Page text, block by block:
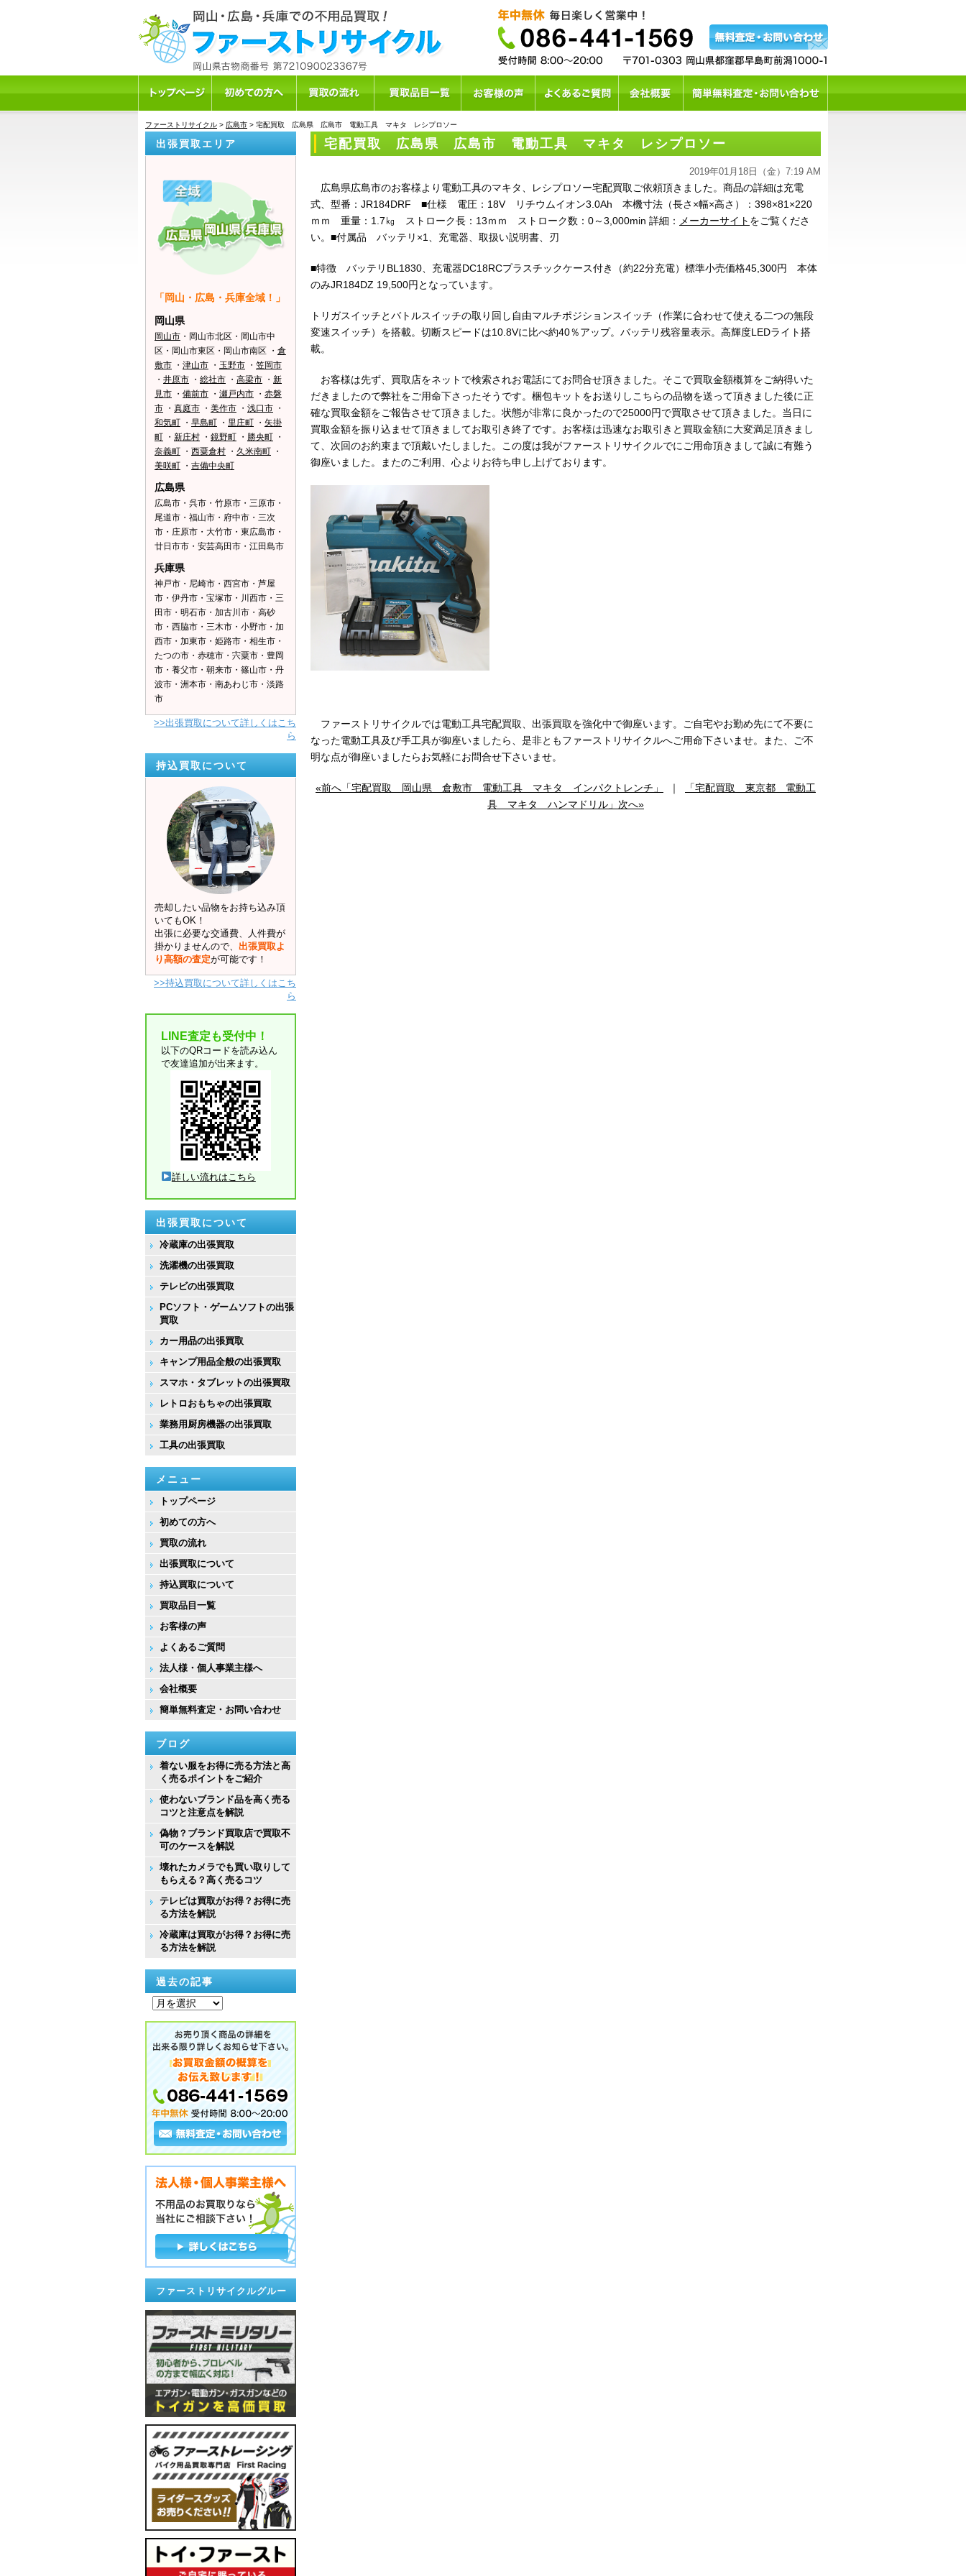
ファーストリサイクル > 広島市 > 宅配買取 広島県 広島市 電動工具 マキタ レシプロソー
宅配買取 広島県 広島市 電動工具 マキタ レシプロソー
2019年01月18日（金）7:19 AM
広島県広島市のお客様より電動工具のマキタ、レシプロソー宅配買取ご依頼頂きました。商品の詳細は充電
式、型番：JR184DRF ■仕様 電圧：18V リチウムイオン3.0Ah 本機寸法（長さ×幅×高さ）：398×81×220
ｍｍ 重量：1.7㎏ ストローク長：13ｍｍ ストローク数：0～3,000min 詳細：
メーカーサイト をご覧くださ
い。■付属品 バッテリ×1、充電器、取扱い説明書、刃
■特徴 バッテリBL1830、充電器DC18RCプラスチックケース付き（約22分充電）標準小売価格45,300円 本体
のみJR184DZ 19,500円となっています。
トリガスイッチとバトルスイッチの取り回し自由マルチポジションスイッチ（作業に合わせて使える二つの無段
変速スイッチ）を搭載。切断スピードは10.8Vに比べ約40％アップ。バッテリ残容量表示。高輝度LEDライト搭
載。
お客様は先ず、買取店をネットで検索されお電話にてお問合せ頂きました。そこで買取金額概算をご納得いた
だきましたので弊社をご用命下さったそうです。梱包キットをお送りしこちらの品物を送って頂きました後に正
確な買取金額をご報告させて頂きました。状態が非常に良かったので25000円で買取させて頂きました。当日に
買取金額を振り込ませて頂きましてお取引き終了です。お客様は迅速なお取引きと買取金額に大変満足頂きまし
て、次回のお約束まで頂戴いたしました。この度は我がファーストリサイクルでにご用命頂きまして誠に有難う
御座いました。またのご利用、心よりお待ち申し上げております。
ファーストリサイクルでは電動工具宅配買取、出張買取を強化中で御座います。ご自宅やお勤め先にて不要に
なった電動工具及び手工具が御座いましたら、是非ともファーストリサイクルへご用命下さいませ。また、ご不
明な点が御座いましたらお気軽にお問合せ下さいませ。
«前へ「宅配買取 岡山県 倉敷市 電動工具 マキタ インパクトレンチ」 ｜
「宅配買取 東京都 電動工
具 マキタ ハンマドリル」次へ»
出張買取エリア
「岡山・広島・兵庫全域！」
岡山県
岡山市 ・岡山市北区・岡山市中
区・岡山市東区・岡山市南区 ・ 倉
敷市 ・ 津山市 ・ 玉野市 ・ 笠岡市
・ 井原市 ・ 総社市 ・ 高梁市 ・ 新
見市 ・ 備前市 ・ 瀬戸内市 ・ 赤磐
市 ・ 真庭市 ・ 美作市 ・ 浅口市 ・
和気町 ・ 早島町 ・ 里庄町 ・ 矢掛
町 ・ 新庄村 ・ 鏡野町 ・ 勝央町 ・
奈義町 ・ 西粟倉村 ・ 久米南町 ・
美咲町 ・ 吉備中央町
広島県
広島市・呉市・竹原市・三原市・
尾道市・福山市・府中市・三次
市・庄原市・大竹市・東広島市・
廿日市市・安芸高田市・江田島市
兵庫県
神戸市・尼崎市・西宮市・芦屋
市・伊丹市・宝塚市・川西市・三
田市・明石市・加古川市・高砂
市・西脇市・三木市・小野市・加
西市・加東市・姫路市・相生市・
たつの市・赤穂市・宍粟市・豊岡
市・養父市・朝来市・篠山市・丹
波市・洲本市・南あわじ市・淡路
市
>>出張買取について詳しくはこち
ら
持込買取について
売却したい品物をお持ち込み頂
いてもOK！
出張に必要な交通費、人件費が
掛かりませんので、 出張買取よ
り高額の査定が可能です！
>>持込買取について詳しくはこち
ら
LINE査定も受付中！
以下のQRコードを読み込ん
で友達追加が出来ます。
詳しい流れはこちら
出張買取について
冷蔵庫の出張買取
洗濯機の出張買取
テレビの出張買取
PCソフト・ゲームソフトの出張
買取
カー用品の出張買取
キャンプ用品全般の出張買取
スマホ・タブレットの出張買取
レトロおもちゃの出張買取
業務用厨房機器の出張買取
工具の出張買取
メニュー
トップページ
初めての方へ
買取の流れ
出張買取について
持込買取について
買取品目一覧
お客様の声
よくあるご質問
法人様・個人事業主様へ
会社概要
簡単無料査定・お問い合わせ
ブログ
着ない服をお得に売る方法と高
く売るポイントをご紹介
使わないブランド品を高く売る
コツと注意点を解説
偽物？ブランド買取店で買取不
可のケースを解説
壊れたカメラでも買い取りして
もらえる？高く売るコツ
テレビは買取がお得？お得に売
る方法を解説
冷蔵庫は買取がお得？お得に売
る方法を解説
過去の記事
過
去
の
事
ファーストリサイクルグルー
プ